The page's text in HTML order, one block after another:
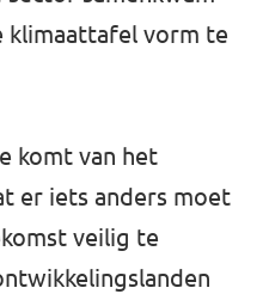
klimaattafel vorm te
komt van het
er iets anders moet
veilig te